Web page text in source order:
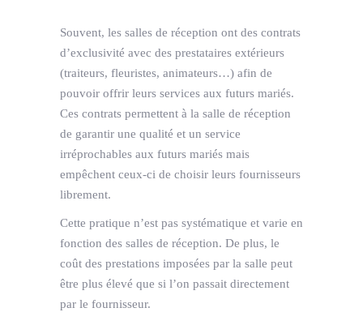
Souvent, les salles de réception ont des contrats
d’exclusivité avec des prestataires extérieurs
(traiteurs, fleuristes, animateurs…) afin de
pouvoir offrir leurs services aux futurs mariés.
Ces contrats permettent à la salle de réception
de garantir une qualité et un service
irréprochables aux futurs mariés mais
empêchent ceux-ci de choisir leurs fournisseurs
librement.
Cette pratique n’est pas systématique et varie en
fonction des salles de réception. De plus, le
coût des prestations imposées par la salle peut
être plus élevé que si l’on passait directement
par le fournisseur.